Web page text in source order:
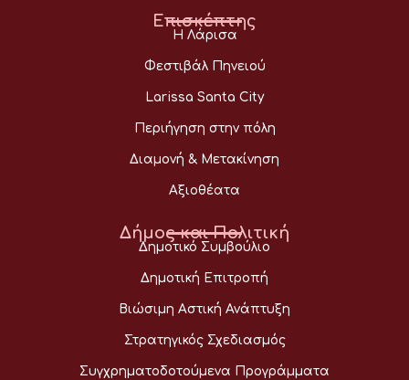
Επισκέπτης
Η Λάρισα
Φεστιβάλ Πηνειού
Larissa Santa City
Περιήγηση στην πόλη
Διαμονή & Μετακίνηση
Αξιοθέατα
Δήμος και Πολιτική
Δημοτικό Συμβούλιο
Δημοτική Επιτροπή
Βιώσιμη Αστική Ανάπτυξη
Στρατηγικός Σχεδιασμός
Συγχρηματοδοτούμενα Προγράμματα